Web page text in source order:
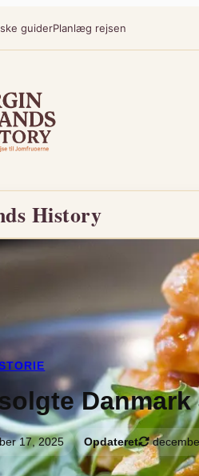
guiderPlanlæg rejsen
History
17, 2025 Opdateret